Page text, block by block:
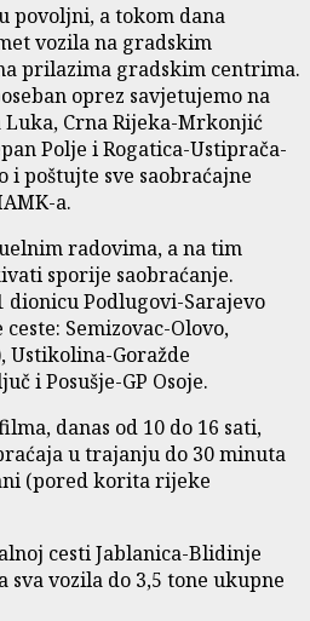
povoljni, a tokom dana
vozila na gradskim
prilazima gradskim centrima.
oprez savjetujemo na
Crna Rijeka-Mrkonjić
Polje i Rogatica-Ustiprača-
i poštujte sve saobraćajne
a.
radovima, a na tim
sporije saobraćanje.
dionicu Podlugovi-Sarajevo
Semizovac-Olovo,
Ustikolina-Goražde
i Posušje-GP Osoje.
danas od 10 do 16 sati,
u trajanju do 30 minuta
(pored korita rijeke
cesti Jablanica-Blidinje
sva vozila do 3,5 tone ukupne